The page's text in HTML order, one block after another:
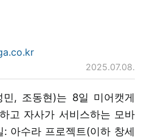
2025.07.08.
민, 조동현)는 8일 미어캣게
고 자사가 서비스하는 모바
: 아수라 프로젝트(이하 창세